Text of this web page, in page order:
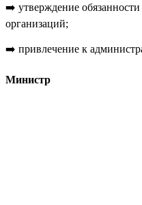
➡️ утверждение
организаций;
➡️ привлечение к
Министр